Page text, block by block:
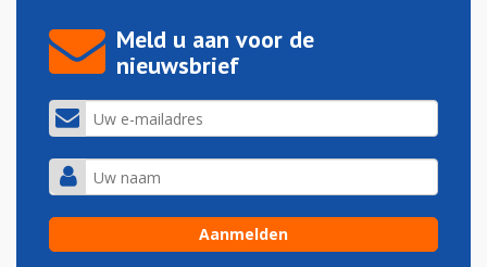
Meld u aan voor de
nieuwsbrief